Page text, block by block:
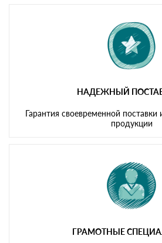
НАДЕЖНЫЙ
Гарантия своевременной поставки
продукции
ГРАМОТНЫЕ